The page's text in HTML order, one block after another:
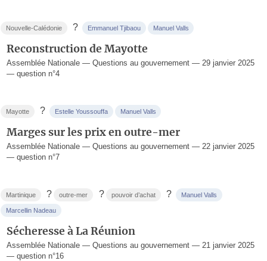
Nouvelle-Calédonie ? Emmanuel Tjibaou Manuel Valls
Reconstruction de Mayotte
Assemblée Nationale — Questions au gouvernement — 29 janvier 2025
— question n°4
Mayotte ? Estelle Youssouffa Manuel Valls
Marges sur les prix en outre-mer
Assemblée Nationale — Questions au gouvernement — 22 janvier 2025
— question n°7
Martinique ? outre-mer ? pouvoir d’achat ? Manuel Valls
Marcellin Nadeau
Sécheresse à La Réunion
Assemblée Nationale — Questions au gouvernement — 21 janvier 2025
— question n°16